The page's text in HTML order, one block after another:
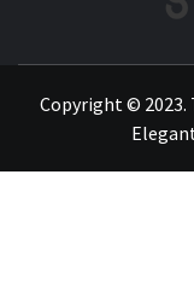
Copyright © 2023.